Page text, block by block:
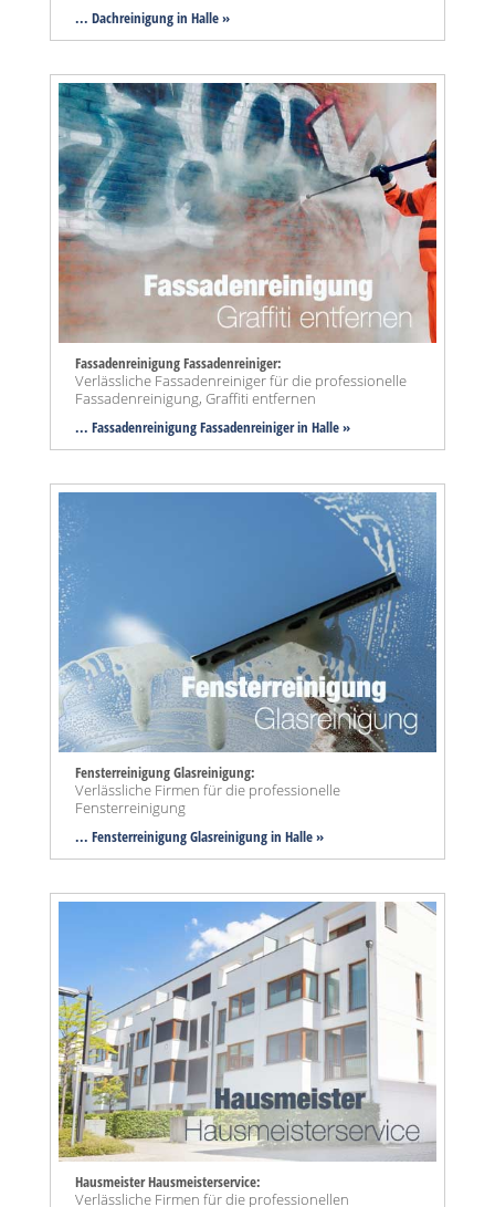
... Dachreinigung in Halle »
Fassadenreinigung Fassadenreiniger:
Verlässliche Fassadenreiniger für die professionelle
Fassadenreinigung, Graffiti entfernen
... Fassadenreinigung Fassadenreiniger in Halle »
Fensterreinigung Glasreinigung:
Verlässliche Firmen für die professionelle
Fensterreinigung
... Fensterreinigung Glasreinigung in Halle »
Hausmeister Hausmeisterservice:
Verlässliche Firmen für die professionellen